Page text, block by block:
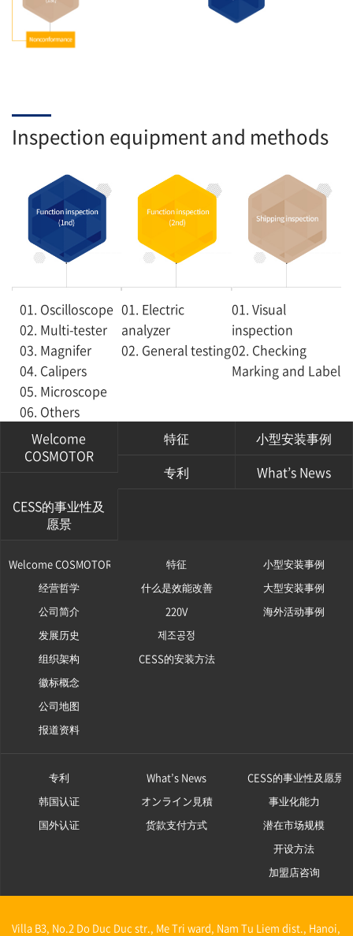
Inspection equipment and methods
01. Oscilloscope
02. Multi-tester
03. Magnifer
04. Calipers
05. Microscope
06. Others
01. Electric
analyzer
02. General testing
01. Visual
inspection
02. Checking
Marking and Label
Welcome
COSMOTOR
特征
小型安装事例
专利
What’s News
CESS的事业性及
愿景
Welcome COSMOTOR
经营哲学
公司简介
发展历史
组织架构
徽标概念
公司地图
报道资料
特征
什么是效能改善
220V
제조공정
CESS的安装方法
小型安装事例
大型安装事例
海外活动事例
专利
韩国认证
国外认证
What’s News
オンライン見積
货款支付方式
CESS的事业性及愿景
事业化能力
潜在市场规模
开设方法
加盟店咨询
Villa B3, No.2 Do Duc Duc str., Me Tri ward, Nam Tu Liem dist., Hanoi,